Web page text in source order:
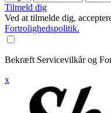
Tilmeld dig
Ved at tilmelde dig,
Fortrolighedspolitik.
Bekræft Servicevilkår og
x